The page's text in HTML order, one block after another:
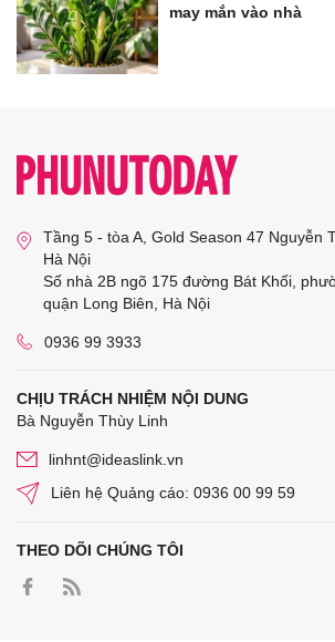
may mắn vào nhà
Tầng 5 - tòa A, Gold Season 47 Nguyễn
Hà Nội
Số nhà 2B ngõ 175 đường Bát Khối,
quận Long Biên, Hà Nội
0936 99 3933
CHỊU TRÁCH NHIỆM NỘI DUNG
Bà Nguyễn Thùy Linh
linhnt@ideaslink.vn
Liên hệ Quảng cáo: 0936 00 99 59
THEO DÕI CHÚNG TÔI